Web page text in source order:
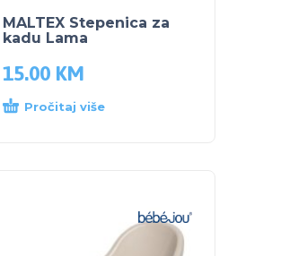
MALTEX Stepenica za
kadu Lama
15.00 KM
Pročitaj više